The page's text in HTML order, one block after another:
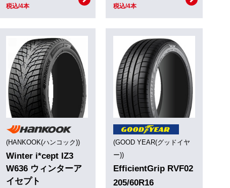
税込/4本 税込/4本
(HANKOOK(ハンコック))
Winter i*cept IZ3
W636 ウィンターア
イセプト
(GOOD YEAR(グッドイヤ
ー))
EfficientGrip RVF02
205/60R16